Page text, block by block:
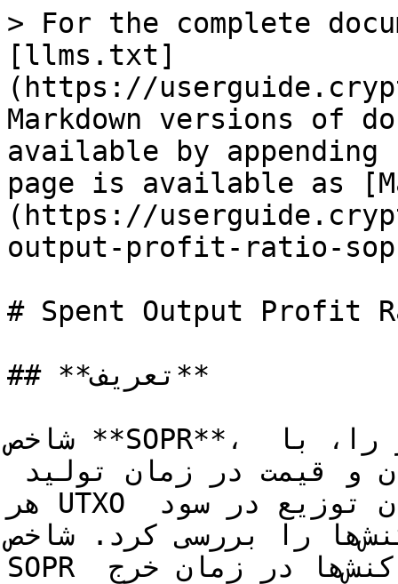
> For the complete
[llms.txt]
(https://
Markdown versions of
available by
page is available as
(https://
output-profit-ratio-
# Spent Output Profit
## **تعریف**
شاخص **SOPR**، نسبت سود کل فعالان بازار را، با
هر UTXO می‌سنجد. به بیان دیگر، می‌توان توزیع در سود
بودن یا نبودن خروجی تراکنش‌ها را بررسی کرد. شاخص
SOPR از تقسیم ارزش دلاری خروجی تراکنش‌ها در زمان خرج